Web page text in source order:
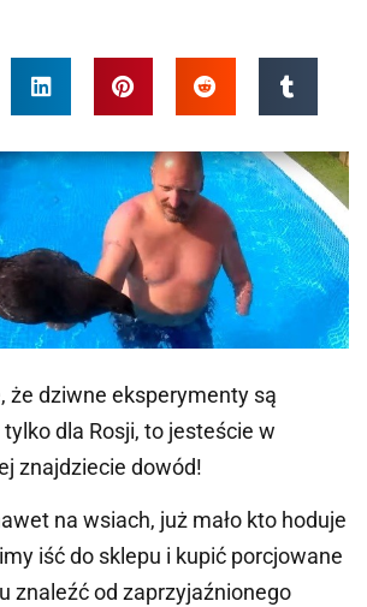
że dziwne eksperymenty są
dla Rosji, to jesteście w
znajdziecie dowód!
na wsiach, już mało kto hoduje
iść do sklepu i kupić porcjowane
znaleźć od zaprzyjaźnionego